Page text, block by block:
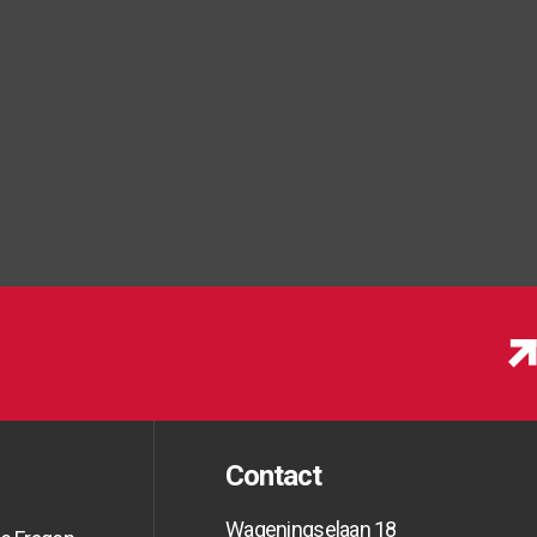
Contact
Wageningselaan 18